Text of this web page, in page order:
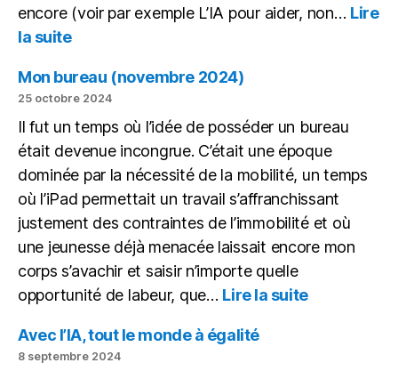
encore (voir par exemple L’IA pour aider, non… Lire
la suite:
une
macro
chatGPT
Mon bureau (novembre 2024)
25 octobre 2024
Il fut un temps où l’idée de posséder un bureau
était devenue incongrue. C’était une époque
dominée par la nécessité de la mobilité, un temps
où l’iPad permettait un travail s’affranchissant
justement des contraintes de l’immobilité et où
une jeunesse déjà menacée laissait encore mon
corps s’avachir et saisir n’importe quelle
opportunité de labeur, que… Lire la suite:
Avec l’IA, tout le monde à égalité
8 septembre 2024